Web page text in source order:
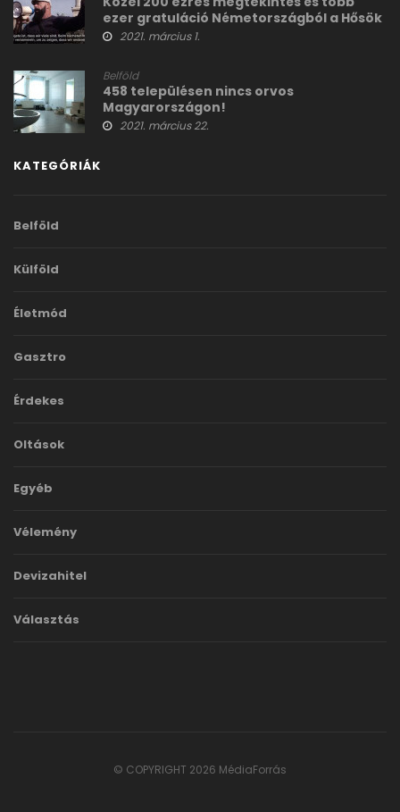
ezer gratuláció Németországból a Hősök
terei tüntetőknek
2021. március 1.
Belföld
458 településen nincs orvos
Magyarországon!
2021. március 22.
KATEGÓRIÁK
Belföld
Külföld
Életmód
Gasztro
Érdekes
Oltások
Egyéb
Vélemény
Devizahitel
Választás
© COPYRIGHT 2026 MédiaForrás